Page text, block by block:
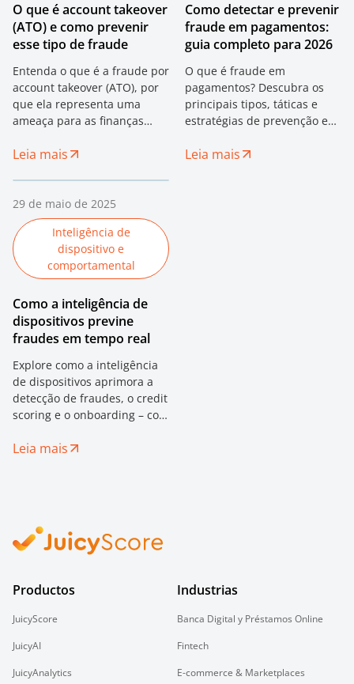
O que é account takeover
(ATO) e como prevenir
esse tipo de fraude
Entenda o que é a fraude por
account takeover (ATO), por
que ela representa uma
ameaça para as finanças
forma eficaz. Descubra
seus clientes.
Leia mais
Como detectar e prevenir
fraude em pagamentos:
guia completo para 2026
O que é fraude em
pagamentos? Descubra os
principais tipos, táticas e
estratégias de prevenção em
fintechs, BNPL e instituições
Leia mais
29 de maio de 2025
Inteligência de
dispositivo e
comportamental
Como a inteligência de
dispositivos previne
fraudes em tempo real
Explore como a inteligência
de dispositivos aprimora a
detecção de fraudes, o credit
scoring e o onboarding – com
design centrado na
Leia mais
Productos
JuicyScore
JuicyAI
JuicyAnalytics
Industrias
Banca Digital y Préstamos Online
Fintech
E-commerce & Marketplaces